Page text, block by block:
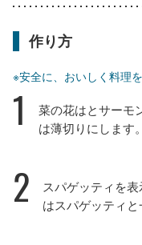
作り方
※安全に、おいしく料理
1
菜の花はとサーモ
は薄切りにします。
2
スパゲッティを
はスパゲッティと